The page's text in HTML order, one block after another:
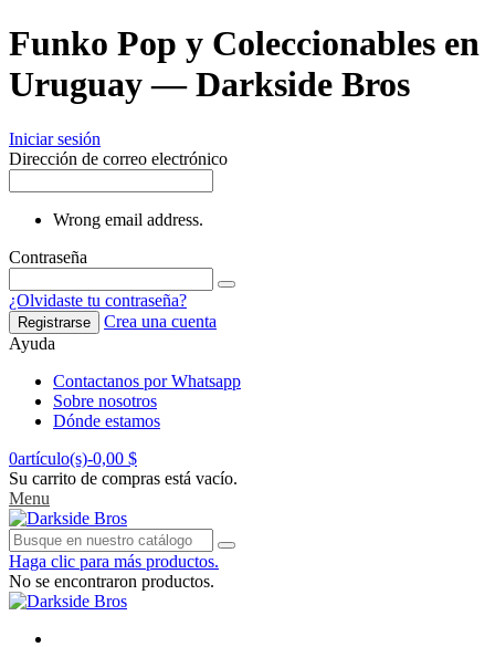
Funko Pop y Coleccionables en
Uruguay — Darkside Bros
Iniciar sesión
Dirección de correo electrónico
Wrong email address.
Contraseña
¿Olvidaste tu contraseña?
Registrarse
Crea una cuenta
Ayuda
Contactanos por Whatsapp
Sobre nosotros
Dónde estamos
0artículo(s)-0,00 $
Su carrito de compras está vacío.
Menu
Haga clic para más productos.
No se encontraron productos.